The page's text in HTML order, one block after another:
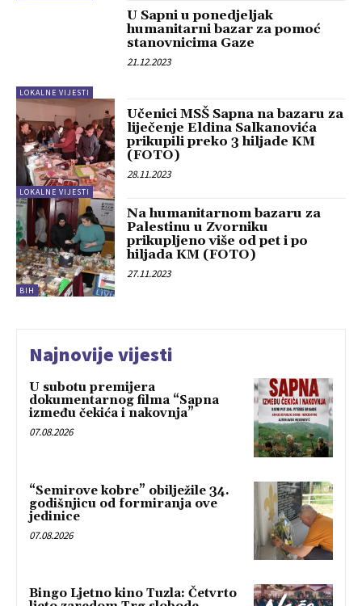
LOKALNE VIJESTI
U Sapni u ponedjeljak
humanitarni bazar za pomoć
stanovnicima Gaze
21.12.2023
LOKALNE VIJESTI
Učenici MSŠ Sapna na bazaru za
liječenje Eldina Salkanovića
prikupili preko 3 hiljade KM
(FOTO)
28.11.2023
BIH
Na humanitarnom bazaru za
Palestinu u Zvorniku
prikupljeno više od pet i po
hiljada KM (FOTO)
27.11.2023
Najnovije vijesti
U subotu premijera
dokumentarnog filma “Sapna
između čekića i nakovnja”
07.08.2026
“Semirove kobre” obilježile 34.
godišnjicu od formiranja ove
jedinice
07.08.2026
Bingo Ljetno kino Tuzla: Četvrto